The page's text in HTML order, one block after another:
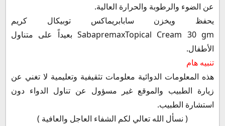
عن الضوء والرطوبة والحرارة العالية.
يحفظ ويخزن سابابريماكس توبيكال كريم
SabapremaxTopical Cream 30 gm بعيداً على متناول
الأطفال.
تنبيه هام
هذه المعلومات الدوائية معلومات تثقيفية وتعليمية لا تغني عن
زيارة الطبيب والموقع غير مسؤول عن تناول الدواء دون
استشارة الطبيب.
( نسأل الله تعالي لكم الشفاء العاجل والعافية )